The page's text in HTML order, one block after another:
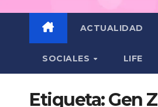
ACTUALIDAD
SOCIALES LIFE
Etiqueta:Gen Z